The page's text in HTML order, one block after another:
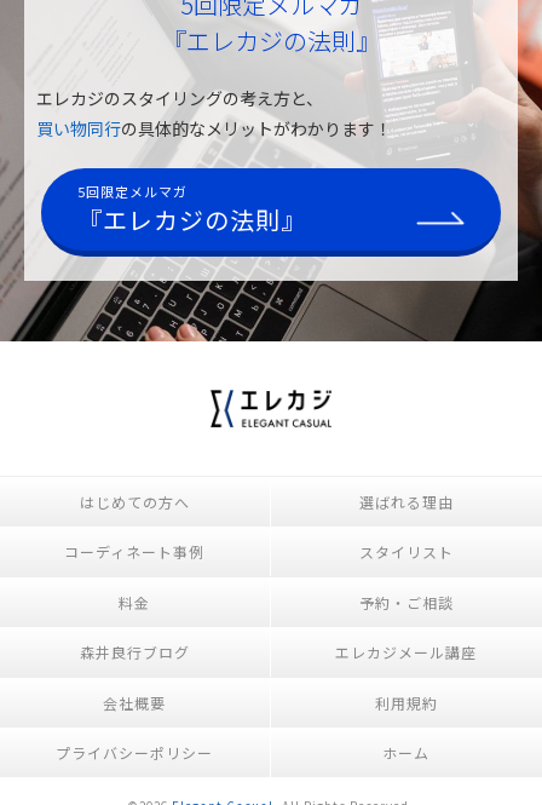
『エレカジの法則』
エレカジのスタイリングの考え方と、
買い物同行の具体的なメリットがわかります！
5回限定メルマガ
『エレカジの法則』
はじめての方へ 選ばれる理由
コーディネート事例 スタイリスト
料金 予約・ご相談
森井良行ブログ エレカジメール講座
会社概要 利用規約
プライバシーポリシー ホーム